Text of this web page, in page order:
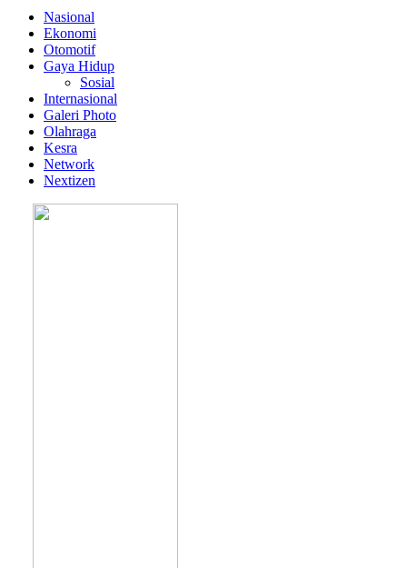
Nasional
Ekonomi
Otomotif
Gaya Hidup
Sosial
Internasional
Galeri Photo
Olahraga
Kesra
Network
Nextizen